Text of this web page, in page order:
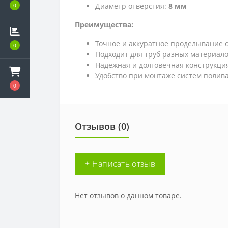
0
0
0
Диаметр отверстия: 8 мм
Преимущества:
Точное и аккуратное проделывание
Подходит для труб разных
Надежная и долговечная
Удобство при монтаже систем полива
Отзывов (0)
+ Написать отзыв
Нет отзывов о данном товаре.